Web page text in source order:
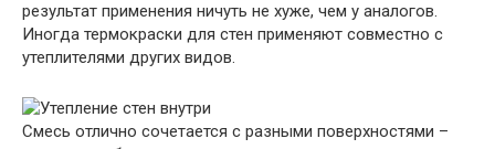
результат применения ничуть не хуже, чем у аналогов.
Иногда термокраски для стен применяют совместно с
утеплителями других видов.
Смесь отлично сочетается с разными поверхностями –